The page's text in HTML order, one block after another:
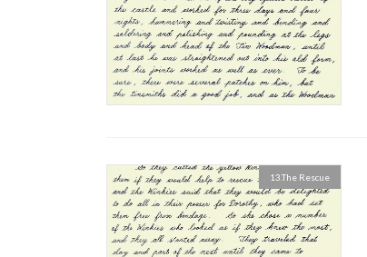
13.The Rescue